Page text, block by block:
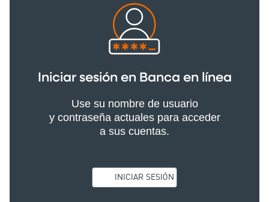
Iniciar sesión en Banca en línea
Use su nombre de usuario
y contraseña actuales para acceder
a sus cuentas.
INICIAR SESIÓN